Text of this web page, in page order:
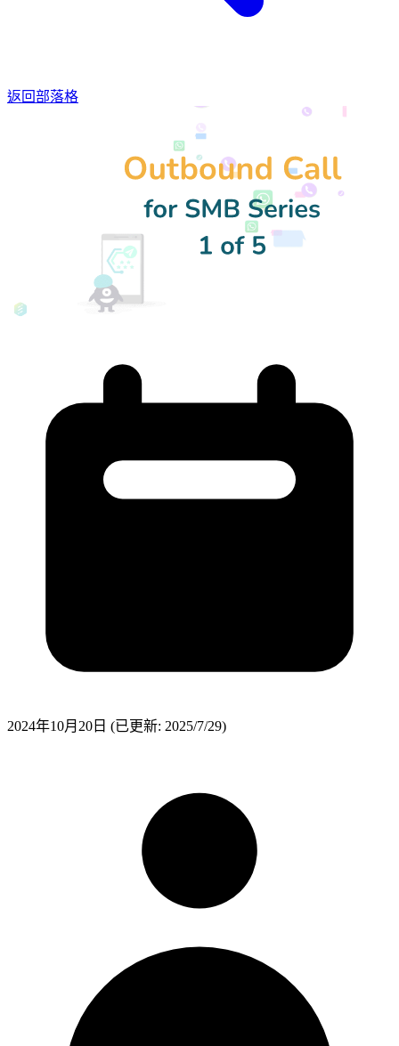
返回部落格
2024年10月20日 (已更新: 2025/7/29)